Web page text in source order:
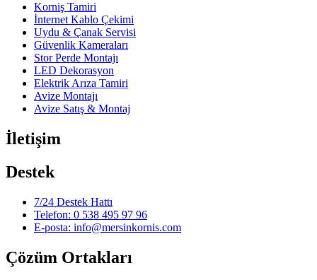
Korniş Tamiri
İnternet Kablo Çekimi
Uydu & Çanak Servisi
Güvenlik Kameraları
Stor Perde Montajı
LED Dekorasyon
Elektrik Arıza Tamiri
Avize Montajı
Avize Satış & Montaj
İletişim
Destek
7/24 Destek Hattı
Telefon: 0 538 495 97 96
E-posta: info@mersinkornis.com
Çözüm Ortakları